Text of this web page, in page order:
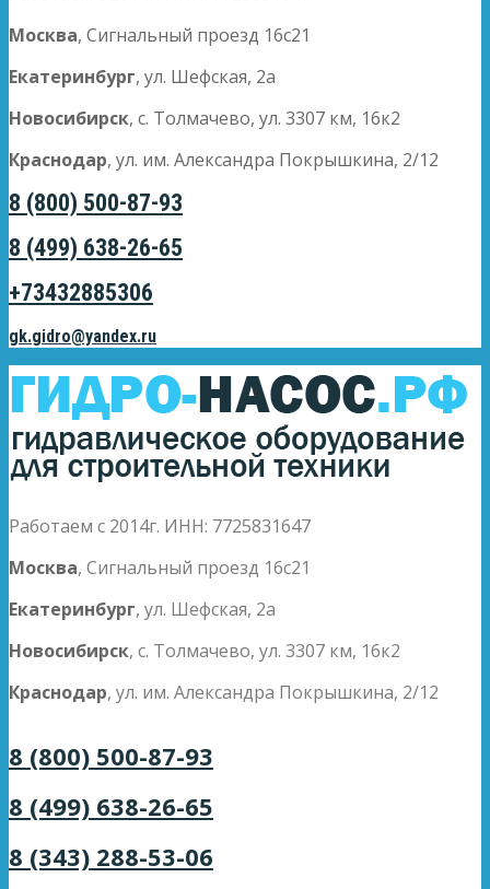
Москва, Сигнальный проезд 16с21
Екатеринбург, ул. Шефская, 2а
Новосибирск, с. Толмачево, ул. 3307 км, 16к2
Краснодар, ул. им. Александра Покрышкина, 2/12
8 (800) 500-87-93
8 (499) 638-26-65
+73432885306
gk.gidro@yandex.ru
Работаем с 2014г. ИНН: 7725831647
Москва, Сигнальный проезд 16с21
Екатеринбург, ул. Шефская, 2а
Новосибирск, с. Толмачево, ул. 3307 км, 16к2
Краснодар, ул. им. Александра Покрышкина, 2/12
8 (800) 500-87-93
8 (499) 638-26-65
8 (343) 288-53-06